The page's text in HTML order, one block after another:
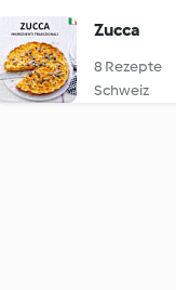
Zucca
8 Rezepte
Schweiz